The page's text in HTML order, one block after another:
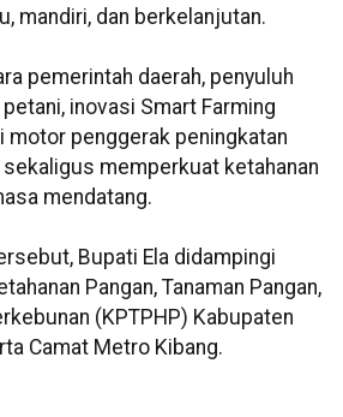
mandiri, dan berkelanjutan.
pemerintah daerah, penyuluh
inovasi Smart Farming
motor penggerak peningkatan
memperkuat ketahanan
mendatang.
Bupati Ela didampingi
Pangan, Tanaman Pangan,
(KPTPHP) Kabupaten
Camat Metro Kibang.